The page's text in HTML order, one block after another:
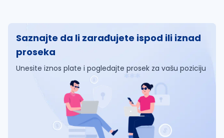
Saznajte da li zarađujete ispod ili iznad
proseka
Unesite iznos plate i pogledajte prosek za vašu poziciju